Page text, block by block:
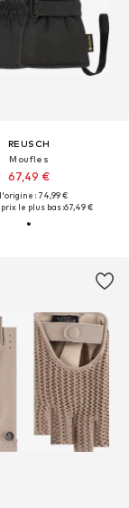
REUSCH
Moufles
67,49 €
: 74,99 €
le plus bas :67,49 €